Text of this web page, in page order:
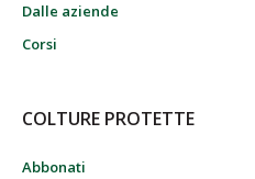
Dalle aziende
Corsi
COLTURE PROTETTE
Abbonati